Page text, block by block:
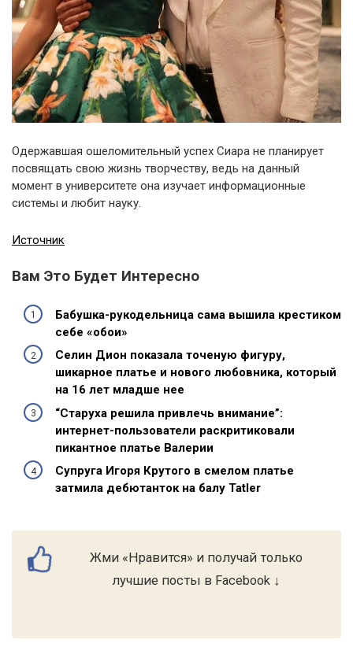
Одержавшая ошеломительный успех Сиара не планирует
посвящать свою жизнь творчеству, ведь на данный
момент в университете она изучает информационные
системы и любит науку.
Источник
Вам Это Будет Интересно
Бабушка-рукодельница сама вышила крестиком
себе «обои»
Селин Дион показала точеную фигуру,
шикарное платье и нового любовника, который
на 16 лет младше нее
“Старуха решила привлечь внимание”:
интернет-пользователи раскритиковали
пикантное платье Валерии
Супруга Игоря Крутого в смелом платье
затмила дебютанток на балу Tatler
Жми «Нравится» и получай только
лучшие посты в Facebook ↓